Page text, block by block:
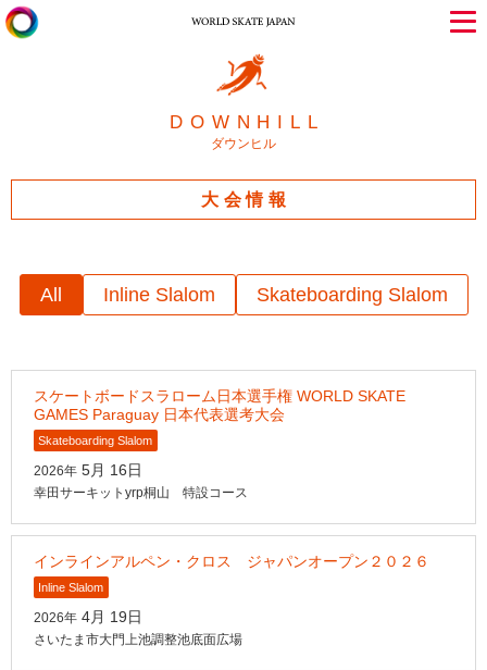
DOWNHILL
ダウンヒル
大会情報
All Inline Slalom Skateboarding Slalom
スケートボードスラローム日本選手権 WORLD SKATE
GAMES Paraguay 日本代表選考大会
Skateboarding Slalom
2026年 5月 16日
幸田サーキットyrp桐山 特設コース
インラインアルペン・クロス ジャパンオープン２０２６
Inline Slalom
2026年 4月 19日
さいたま市大門上池調整池底面広場